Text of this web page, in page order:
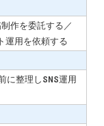
作を委託する／
運用を依頼する
に整理しSNS運用